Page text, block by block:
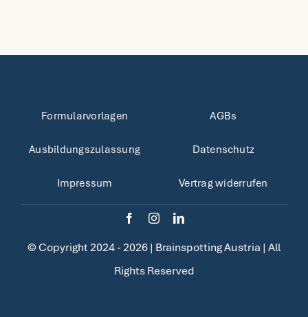
Formularvorlagen
Ausbildungszulassung
Impressum
AGBs
Datenschutz
Vertrag widerrufen
© Copyright 2024 - 2026 | Brainspotting Austria | All
Rights Reserved